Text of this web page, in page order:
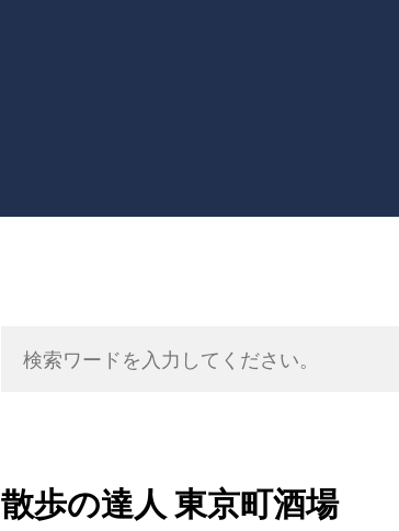
散歩の達人 東京町酒場